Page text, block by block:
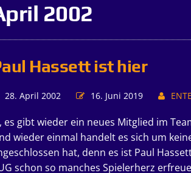
2002
Hassett ist hier
28. April 2002 16. Juni 2019
es gibt wieder ein neues Mitglied im
wieder einmal handelt es sich um
hat, denn es ist Paul
schon so manches Spielerherz